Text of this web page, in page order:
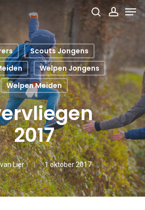
search
Scouts Jongens
Welpen Jongens
Welpen Meiden
2017
Lier 1 oktober 2017